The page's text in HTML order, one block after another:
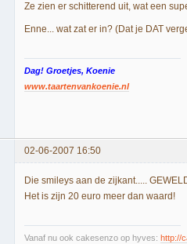
Ze zien er schitterend uit, wat een
Enne... wat zat er in? (Dat je DAT
Dag! Groetjes, Koenie
www.taartenvankoenie.nl
02-06-2007 16:50
Die smileys aan de zijkant.....
Het is zijn 20 euro meer dan waard!
Vanaf nu ook cakesenzo op hyves: http://